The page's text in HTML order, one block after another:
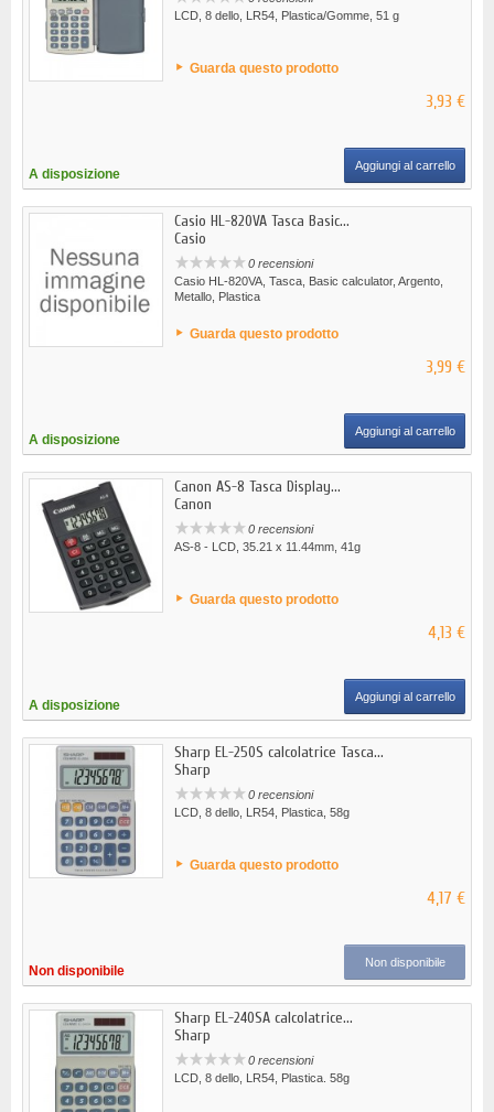
LCD, 8 dello, LR54, Plastica/Gomme, 51 g
Guarda questo prodotto
3,93 €
A disposizione
Aggiungi al carrello
Casio HL-820VA Tasca Basic...
Casio
0 recensioni
Casio HL-820VA, Tasca, Basic calculator, Argento,
Metallo, Plastica
Guarda questo prodotto
3,99 €
A disposizione
Aggiungi al carrello
Canon AS-8 Tasca Display...
Canon
0 recensioni
AS-8 - LCD, 35.21 x 11.44mm, 41g
Guarda questo prodotto
4,13 €
A disposizione
Aggiungi al carrello
Sharp EL-250S calcolatrice Tasca...
Sharp
0 recensioni
LCD, 8 dello, LR54, Plastica, 58g
Guarda questo prodotto
4,17 €
Non disponibile
Non disponibile
Sharp EL-240SA calcolatrice...
Sharp
0 recensioni
LCD, 8 dello, LR54, Plastica. 58g